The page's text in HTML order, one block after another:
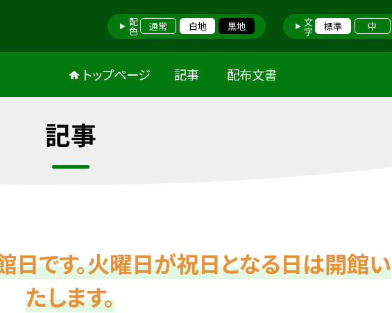
配色 通常 白地 黒地 文字 標準 中
トップページ 記事 配布文書
記事
です。火曜日が祝日となる日は開館い
たします。